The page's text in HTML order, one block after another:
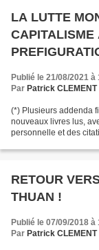
LA LUTTE
CAPITALISME
CONTINENTS
Publié le 21/08/2021 à
Par Patrick CLEMENT
(*) Plusieurs addenda
nouveaux livres lus,
personnelle et des
RETOUR
THUAN !
Publié le 07/09/2018 à
Par Patrick CLEMENT